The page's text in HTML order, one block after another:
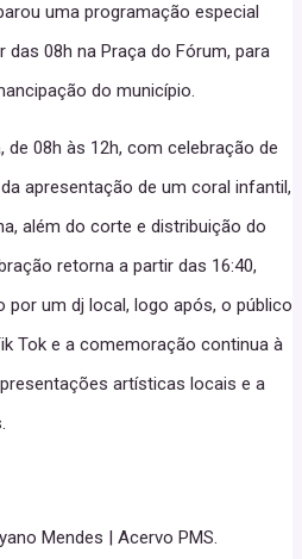
uma programação especial
das 08h na Praça do Fórum, para
do município.
08h às 12h, com celebração de
apresentação de um coral infantil,
além do corte e distribuição do
retorna a partir das 16:40,
por um dj local, logo após, o público
Tok e a comemoração continua à
artísticas locais e a
Mendes | Acervo PMS.